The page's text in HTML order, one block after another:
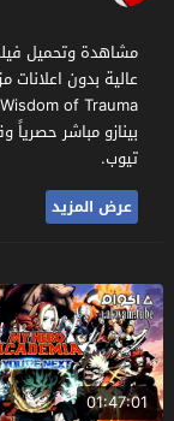
بينازو مباشر حصرياً
تيوب.
عرض المزيد
01:47:01